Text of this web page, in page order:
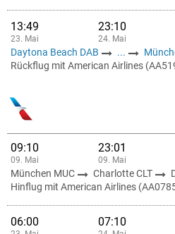
13:49
23. Mai
23:10
24. Mai
Daytona Beach DAB ...
Rückflug mit American Airlines
09:10
09. Mai
23:01
09. Mai
München MUC Charlotte CLT
Hinflug mit American Airlines
06:00 07:10